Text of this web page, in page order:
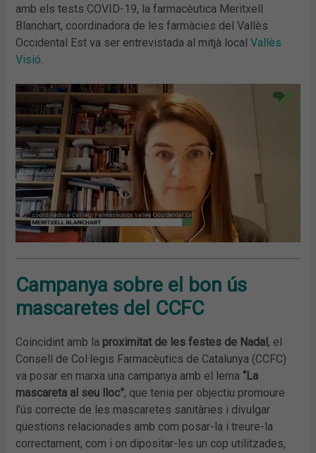
amb els tests COVID-19, la farmacèutica Meritxell
Blanchart, coordinadora de les farmàcies del Vallès
Occidental Est va ser entrevistada al mitjà localVallès
Visió.
Campanya sobre el bon ús
mascaretes del CCFC
Coincidint amb la proximitat de les festes de Nadal, el
Consell de Col·legis Farmacèutics de Catalunya (CCFC)
va posar en marxa una campanya amb el lema “La
mascareta al seu lloc”, que tenia per objectiu promoure
l’ús correcte de les mascaretes sanitàries i divulgar
qüestions relacionades amb com posar-la i treure-la
correctament, com i on dipositar-les un cop utilitzades,